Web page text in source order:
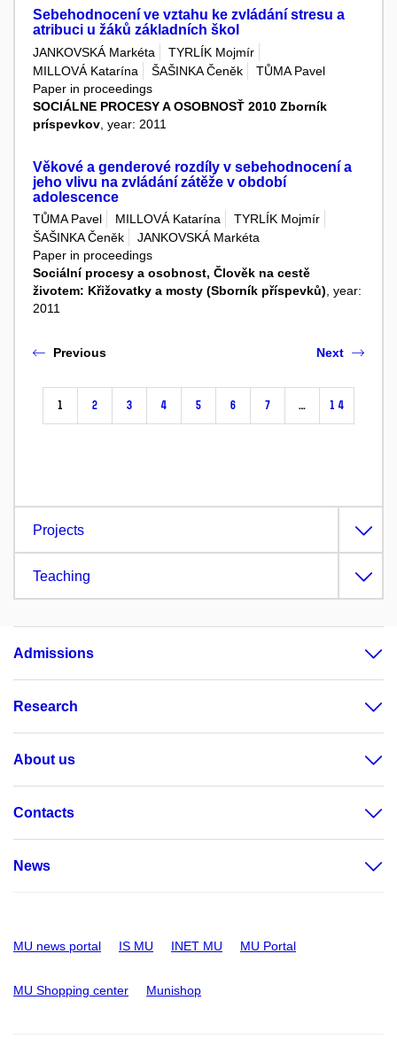
Sebehodnocení ve vztahu ke zvládání stresu a
atribuci u žáků základních škol
JANKOVSKÁ Markéta
TYRLÍK Mojmír
MILLOVÁ Katarína
ŠAŠINKA Čeněk
TŮMA Pavel
Paper in proceedings
SOCIÁLNE PROCESY A OSOBNOSŤ 2010 Zborník
príspevkov , year: 2011
Věkové a genderové rozdíly v sebehodnocení a
jeho vlivu na zvládání zátěže v období
adolescence
TŮMA Pavel MILLOVÁ Katarína
TYRLÍK Mojmír
ŠAŠINKA Čeněk
JANKOVSKÁ Markéta
Paper in proceedings
Sociální procesy a osobnost, Člověk na cestě
životem: Křižovatky a mosty (Sborník příspevků), year:
2011
Previous
1 2 3 4 5 6 7 … 14
Next
Projects
Teaching
Admissions
Research
About us
Contacts
News
MU news portal IS MU INET MU MU Portal
MU Shopping center Munishop